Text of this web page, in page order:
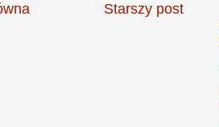
Starszy post